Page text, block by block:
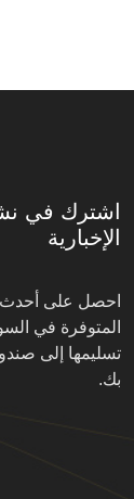
اشترك في
الإخبارية
احصل على أحدث
المتوفرة في
تسليمها إلى
بك.